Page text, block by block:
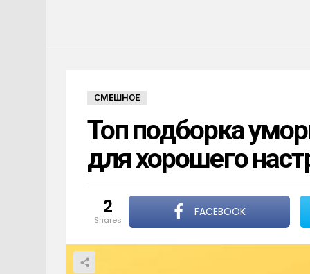
СМЕШНОЕ
Топ подборка
для хорошего
2
shares
FACEBOOK